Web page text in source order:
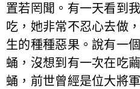
置若罔聞。有一天看到
吃，她非常不忍心去做
生的種種惡果。說有一
蛹，沒想到有一次在吃
蛹，前世曾經是位大將